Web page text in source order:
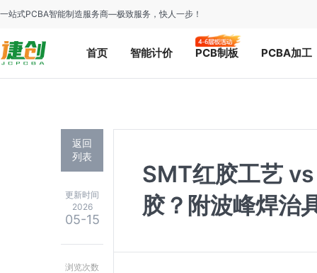
一站式PCBA智能制造服务商—极致服务，快人一步！
首页 智能计价 PCB制板 PCBA加工
返回
列表
更新时间
2026
05-15
浏览次数
SMT红胶工艺
胶？附波峰焊治